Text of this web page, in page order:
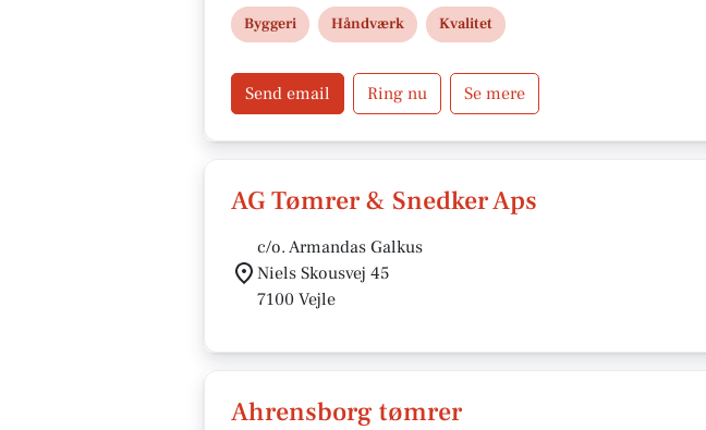
og kvalitet.
Byggeri Håndværk Kvalitet
Send email Ring nu Se mere
AG Tømrer & Snedker Aps
c/o. Armandas Galkus
Niels Skousvej 45
7100 Vejle
Ahrensborg tømrer